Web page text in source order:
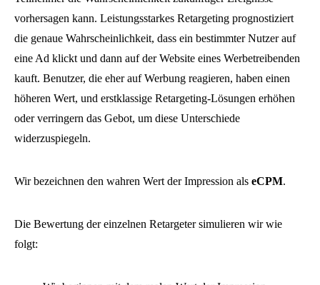
vorhersagen kann. Leistungsstarkes Retargeting prognostiziert
die genaue Wahrscheinlichkeit, dass ein bestimmter Nutzer auf
eine Ad klickt und dann auf der Website eines Werbetreibenden
kauft. Benutzer, die eher auf Werbung reagieren, haben einen
höheren Wert, und erstklassige Retargeting-Lösungen erhöhen
oder verringern das Gebot, um diese Unterschiede
widerzuspiegeln.
Wir bezeichnen den wahren Wert der Impression als eCPM.
Die Bewertung der einzelnen Retargeter simulieren wir wie
folgt: